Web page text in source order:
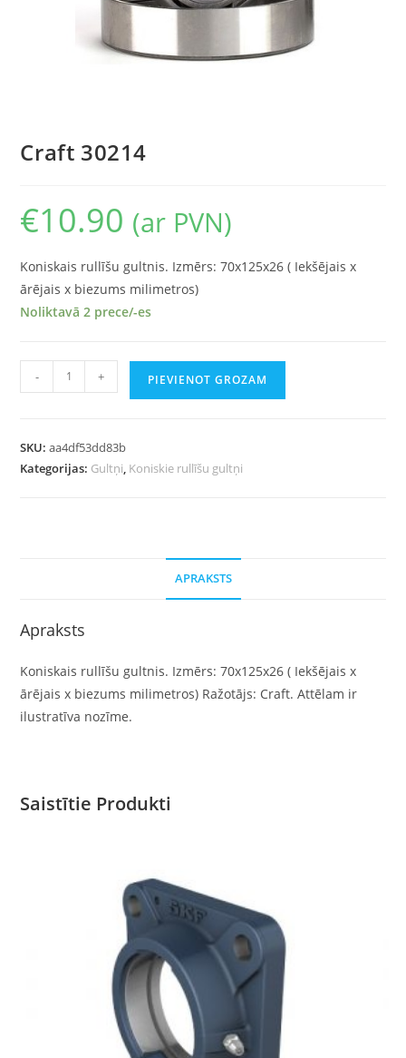
Craft 30214
€10.90 (ar PVN)
Koniskais rullīšu gultnis. Izmērs: 70x125x26 ( Iekšējais x
ārējais x biezums milimetros)
Noliktavā 2 prece/-es
- + PIEVIENOT GROZAM
SKU:aa4df53dd83b
Kategorijas: Gultņi Koniskie rullīšu gultņi
APRAKSTS
Apraksts
Koniskais rullīšu gultnis. Izmērs: 70x125x26 ( Iekšējais x
ārējais x biezums milimetros) Ražotājs: Craft. Attēlam ir
ilustratīva nozīme.
Saistītie Produkti